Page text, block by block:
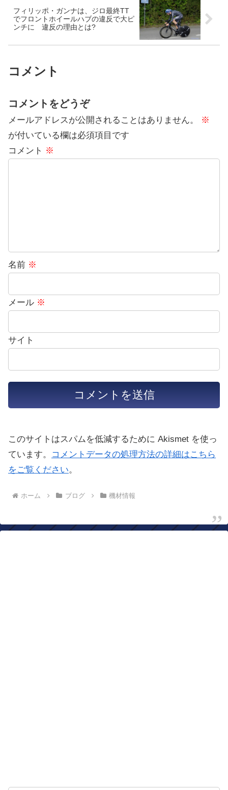
フィリッポ・ガンナは、ジロ最終TT
でフロントホイールハブの違反で大ピ
ンチに 違反の理由とは?
コメント
コメントをどうぞ
メールアドレスが公開されることはありません。
※
が付いている欄は必須項目です
コメント ※
名前 ※
メール ※
サイト
このサイトはスパムを低減するために Akismet を使っ
ています。
コメントデータの処理方法の詳細はこちら
をご覧ください。
ホーム ブログ 機材情報